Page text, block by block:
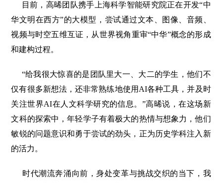
目前，高晞团队携手上海科学智能研究院正在开发“中
华文明在西方”的大模型，尝试通过文本、图像、音频、
视频与时空五维互证，从世界视角重审“中华”概念的形成
和建构过程。
“给我很大惊喜的是团队里大一、大二的学生，他们不
仅有很多新想法，还非常熟练地使用AI各种工具，并及时
关注世界AI在人文科学研究的信息。”高晞说，在这场新
文科的探索中，年轻学子有着极大的热情与想象力，他们
敏锐的问题意识和勇于尝试的劲头，正为历史学科注入新
的活力。
时代潮流奔涌向前，身处变革与挑战交织的当下，我